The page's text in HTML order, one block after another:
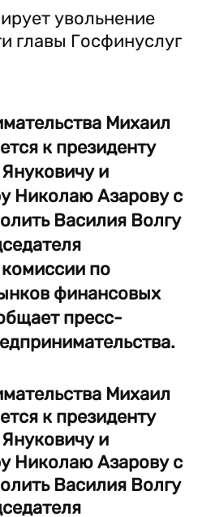
Михаил
к президенту
и
Николаю Азарову с
Василия Волгу
по
финансовых
пресс-
Михаил
к президенту
и
Николаю Азарову с
Василия Волгу